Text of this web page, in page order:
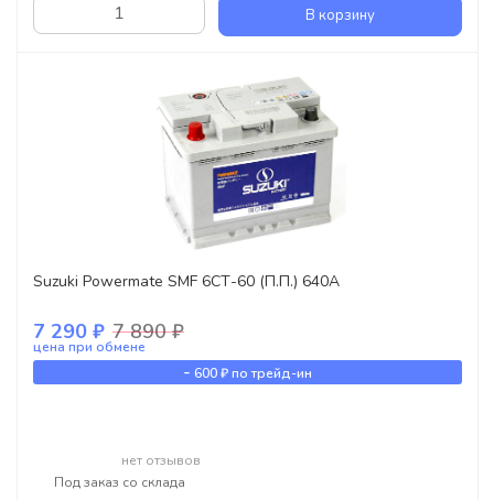
В корзину
Suzuki Powermate SMF 6СТ-60 (П.П.) 640А
7 290 ₽ 7 890 ₽
цена при обмене
- 600 ₽по трейд-ин
нет отзывов
Под заказ со склада